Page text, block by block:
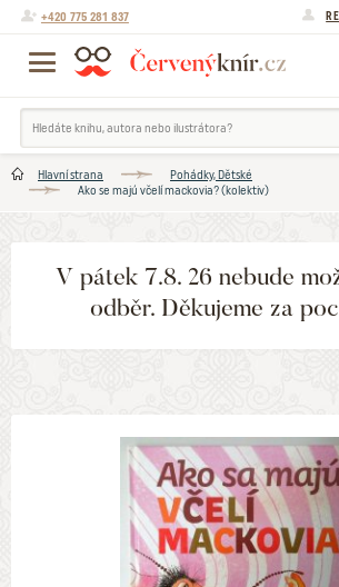
+420 775 281 837
Hlavní strana
Pohádky, Dětské
Ako se majú včelí mackovia? (kolektiv)
V pátek 7.8. 26 nebude
odběr. Děkujeme za